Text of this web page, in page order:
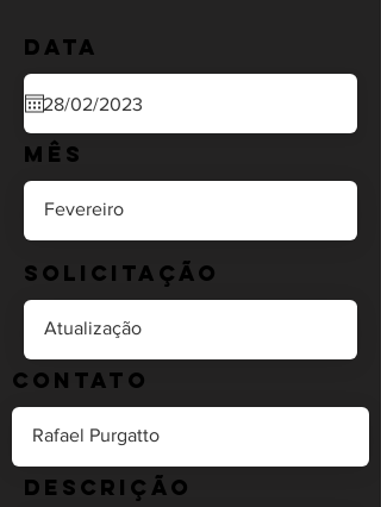
Data
Mês
Solicitação
Contato
Descrição